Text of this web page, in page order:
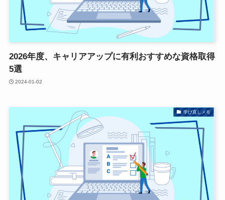
2026年度、キャリアアップに有利おすすめな資格取得
5選
2024-01-02
学び直しメモ